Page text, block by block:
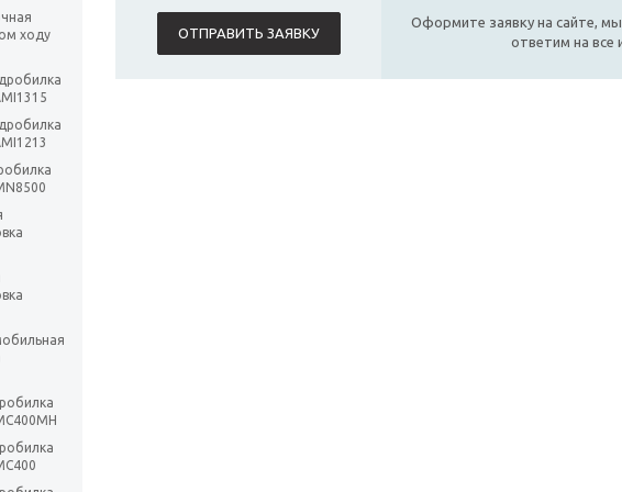
ходу
ОТПРАВИТЬ ЗАЯВКУ
Оформите заявку на сайте,
ответим на все